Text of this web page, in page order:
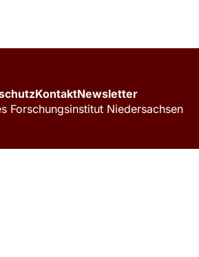
KontaktNewsletter
Forschungsinstitut Niedersachsen